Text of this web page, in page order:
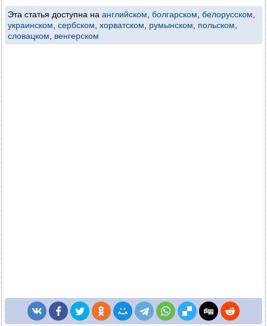
Эта статья доступна на английском болгарском белорусском
украинском сербском хорватском румынском польском
словацком
венгерском